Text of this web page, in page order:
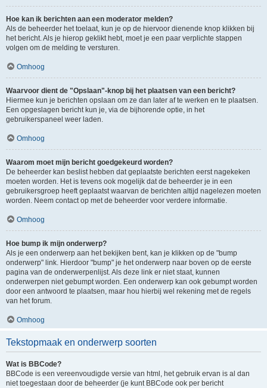
Hoe kan ik berichten aan een moderator melden?
Als de beheerder het toelaat, kun je op de hiervoor dienende knop klikken bij
het bericht. Als je hierop geklikt hebt, moet je een paar verplichte stappen
volgen om de melding te versturen.
Omhoog
Waarvoor dient de "Opslaan"-knop bij het plaatsen van een bericht?
Hiermee kun je berichten opslaan om ze dan later af te werken en te plaatsen.
Een opgeslagen bericht kun je, via de bijhorende optie, in het
gebruikerspaneel weer laden.
Omhoog
Waarom moet mijn bericht goedgekeurd worden?
De beheerder kan beslist hebben dat geplaatste berichten eerst nagekeken
moeten worden. Het is tevens ook mogelijk dat de beheerder je in een
gebruikersgroep heeft geplaatst waarvan de berichten altijd nagelezen moeten
worden. Neem contact op met de beheerder voor verdere informatie.
Omhoog
Hoe bump ik mijn onderwerp?
Als je een onderwerp aan het bekijken bent, kan je klikken op de "bump
onderwerp" link. Hierdoor "bump" je het onderwerp naar boven op de eerste
pagina van de onderwerpenlijst. Als deze link er niet staat, kunnen
onderwerpen niet gebumpt worden. Een onderwerp kan ook gebumpt worden
door een antwoord te plaatsen, maar hou hierbij wel rekening met de regels
van het forum.
Omhoog
Tekstopmaak en onderwerp soorten
Wat is BBCode?
BBCode is een vereenvoudigde versie van html, het gebruik ervan is al dan
niet toegestaan door de beheerder (je kunt BBCode ook per bericht